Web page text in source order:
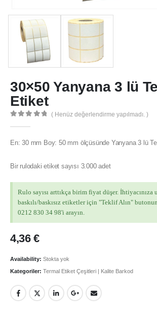
30×50 Yanyana 3 lü
Etiket
( Henüz değerlendirme yapılmadı. )
En: 30 mm Boy: 50 mm ölçüsünde Yanyana 3 lü
Bir rulodaki etiket sayısı 3.000 adet
Rulo sayısı arttıkça birim fiyat düşer. İhtiyacınıza
baskılı/baskısız etiketler için "Teklif Alın"
0212 830 34 98'i arayın.
4,36 €
Availability: Stokta yok
Kategoriler: Termal Etiket Çeşitleri | Kalite Barkod
MÜŞTERI HIZMETLERI
Login
İletişim
Teslimat
İade ve Geri Ödeme Politikası
HAKKIMIZDA